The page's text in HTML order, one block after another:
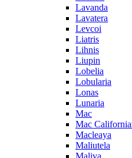
Lavanda
Lavatera
Levcoi
Liatris
Lihnis
Liupin
Lobelia
Lobularia
Lonas
Lunaria
Mac
Mac
Macleaya
Maliutela
Maliva